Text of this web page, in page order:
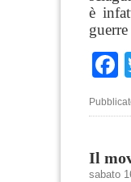
è
Il
sabato